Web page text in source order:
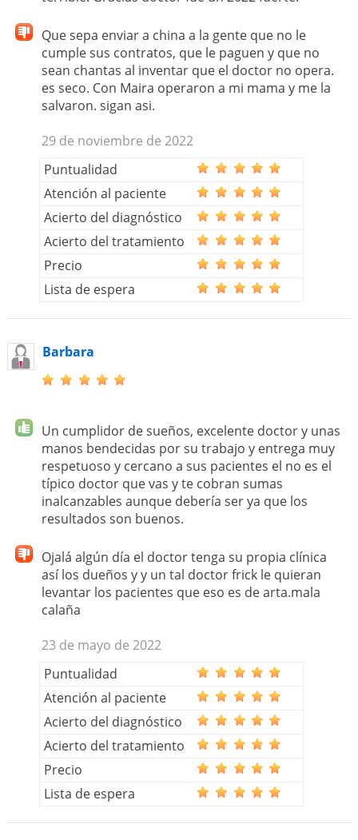
Que sepa enviar a china a la gente que no le
cumple sus contratos, que le paguen y que no
sean chantas al inventar que el doctor no opera.
es seco. Con Maira operaron a mi mama y me la
salvaron. sigan asi.
29 de noviembre de 2022
Puntualidad
Atención al paciente
Acierto del diagnóstico
Acierto del tratamiento
Precio
Lista de espera
Barbara
Un cumplidor de sueños, excelente doctor y unas
manos bendecidas por su trabajo y entrega muy
respetuoso y cercano a sus pacientes el no es el
típico doctor que vas y te cobran sumas
inalcanzables aunque debería ser ya que los
resultados son buenos.
Ojalá algún día el doctor tenga su propia clínica
así los dueños y y un tal doctor frick le quieran
levantar los pacientes que eso es de arta.mala
calaña
23 de mayo de 2022
Puntualidad
Atención al paciente
Acierto del diagnóstico
Acierto del tratamiento
Precio
Lista de espera